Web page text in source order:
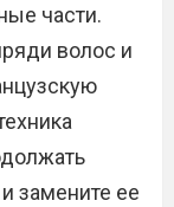
части.
волос и
замените ее